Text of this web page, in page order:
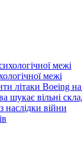
межі
літаки Boeing
шукає вільні
наслідки війни